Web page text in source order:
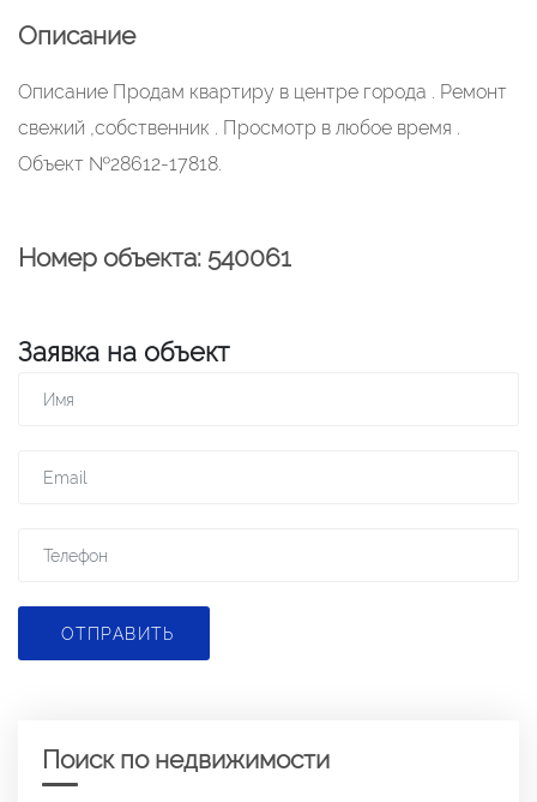
Описание
Описание Продам квартиру в центре города . Ремонт
свежий ,собственник . Просмотр в любое время .
Объект №28612-17818.
Номер объекта: 540061
Заявка на объект
ОТПРАВИТЬ
Поиск по недвижимости